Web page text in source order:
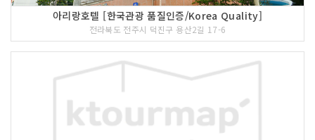
아리랑호텔 [한국관광 품질인증/Korea Quality]
전라북도 전주시 덕진구 용산2길 17-6